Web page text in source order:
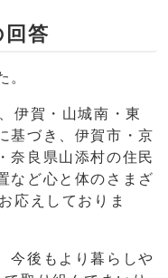
回答
。
伊賀・山城南・東
基づき、伊賀市・京
奈良県山添村の住民
など心と体のさまざ
応えしておりま
今後もより暮らしや